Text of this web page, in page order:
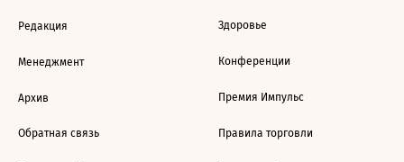
Редакция
Менеджмент
Архив
Обратная связь
Здоровье
Конференции
Премия Импульс
Правила торговли